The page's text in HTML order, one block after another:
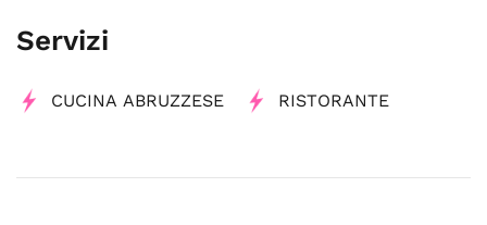
Servizi
CUCINA ABRUZZESE RISTORANTE